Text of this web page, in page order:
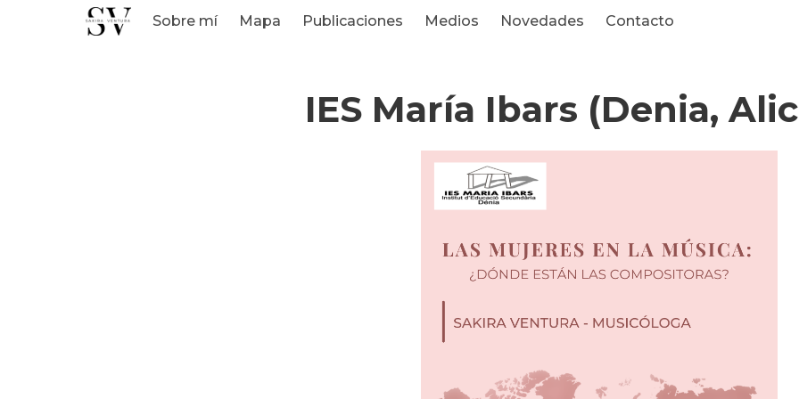
Sobre mí Mapa Publicaciones Medios Novedades Contacto
IES María Ibars (Denia,